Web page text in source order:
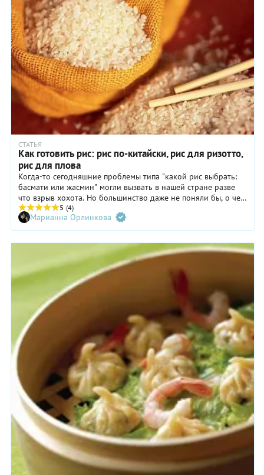
СТАТЬЯ
Как готовить рис: рис по-китайски, рис для ризотто,
рис для плова
Когда-то сегодняшние проблемы типа "какой рис выбрать:
басмати или жасмин" могли вызвать в нашей стране разве
что взрыв хохота. Но большинство даже не поняли бы, о чем
речь, потому что рис был только один – тот, что есть в
магазине. Из него разве что кашу можно было сварить. Но
плов все-таки получался, потому что хозяйки бросали все
силы на замачивание и промывку. После 125-го раза рис
переставал слипаться и становился рассыпчатым.
5 (4)
Марианна Орлинкова